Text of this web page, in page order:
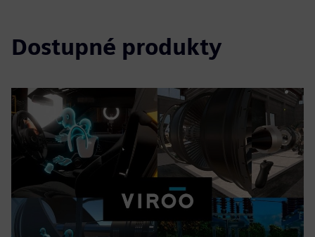
Dostupné produkty